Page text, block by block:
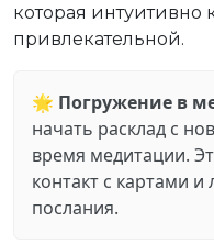
которая интуитивно
привлекательной.
🌟 Погружение в
начать расклад с
время медитации.
контакт с картами
послания.